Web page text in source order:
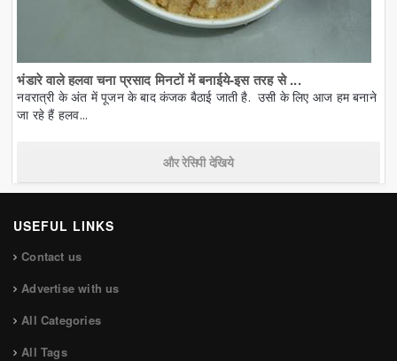
भंडारे वाले हलवा चना प्रसाद मिनटों में बनाईये-इस तरह से ...
नवरात्री के अंत में पूजन के बाद कंजक बैठाई जाती है. उसी के लिए आज हम बनाने
जा रहे हैं हलव...
और रेसिपी देखिये
USEFUL LINKS
Contact us
Advertise with us
All Categories
All Tags